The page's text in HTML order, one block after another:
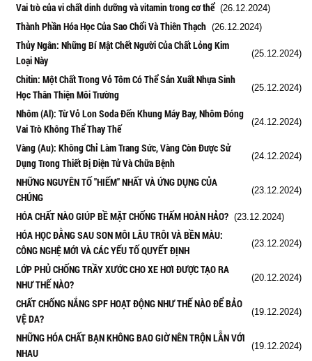
Vai trò của vi chất dinh dưỡng và vitamin trong cơ thể (26.12.2024)
Thành Phần Hóa Học Của Sao Chổi Và Thiên Thạch (26.12.2024)
Thủy Ngân: Những Bí Mật Chết Người Của Chất Lỏng Kim
Loại Này
(25.12.2024)
Chitin: Một Chất Trong Vỏ Tôm Có Thể Sản Xuất Nhựa Sinh
Học Thân Thiện Môi Trường
(25.12.2024)
Nhôm (Al): Từ Vỏ Lon Soda Đến Khung Máy Bay, Nhôm Đóng
Vai Trò Không Thể Thay Thế
(24.12.2024)
Vàng (Au): Không Chỉ Làm Trang Sức, Vàng Còn Được Sử
Dụng Trong Thiết Bị Điện Tử Và Chữa Bệnh
(24.12.2024)
NHỮNG NGUYÊN TỐ "HIẾM" NHẤT VÀ ỨNG DỤNG CỦA
CHÚNG
(23.12.2024)
HÓA CHẤT NÀO GIÚP BỀ MẶT CHỐNG THẤM HOÀN HẢO? (23.12.2024)
HÓA HỌC ĐẰNG SAU SON MÔI LÂU TRÔI VÀ BỀN MÀU:
CÔNG NGHỆ MỚI VÀ CÁC YẾU TỐ QUYẾT ĐỊNH
(23.12.2024)
LỚP PHỦ CHỐNG TRẦY XƯỚC CHO XE HƠI ĐƯỢC TẠO RA
NHƯ THẾ NÀO?
(20.12.2024)
CHẤT CHỐNG NẮNG SPF HOẠT ĐỘNG NHƯ THẾ NÀO ĐỂ BẢO
VỆ DA?
(19.12.2024)
NHỮNG HÓA CHẤT BẠN KHÔNG BAO GIỜ NÊN TRỘN LẪN VỚI
NHAU
(19.12.2024)